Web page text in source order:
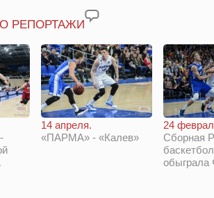
РЕПОРТАЖИ
14 апреля.
«ПАРМА» - «Калев»
24
Сборная
обыграла